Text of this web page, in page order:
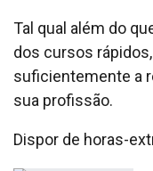
Tal qual além do
dos cursos
suficientemente a
sua profissão.
Dispor de horas-